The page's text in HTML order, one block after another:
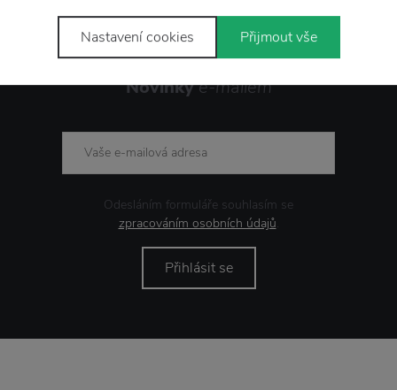
Novinkye-mailem
Odesláním formuláře souhlasím se
zpracováním osobních údajů.
Přihlásit se
Nastavení cookies Přijmout vše